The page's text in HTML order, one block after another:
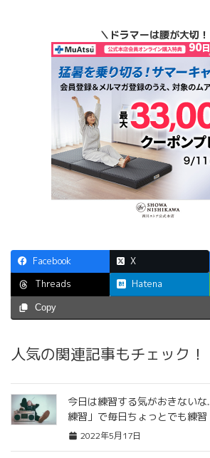
＼ドラマーは腰が大切
Facebook X
Threads
Hatena
Copy
人気の関連記事もチェック！
今日は練習する気がおきないな
練習」で毎日ちょっとでも練習
2022年5月17日